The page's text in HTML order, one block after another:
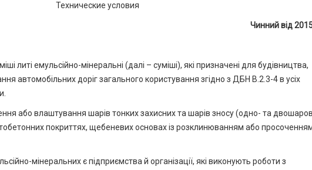
Технические условия
Чинний від
литі емульсійно-мінеральні (далі – суміші), які призначені для будівництва,
автомобільних доріг загального користування згідно з ДБН В.2.3-4 в усіх
або влаштування шарів тонких захисних та шарів зносу (одно- та
покриттях, щебеневих основах із розклинюванням або
мінеральних є підприємства й організації, які виконують роботи з